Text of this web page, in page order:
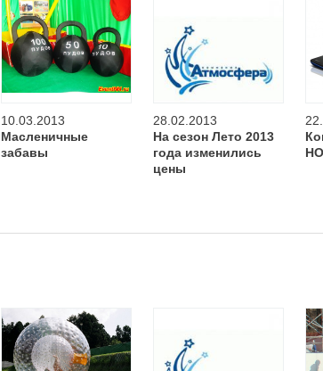
10.03.2013
Масленичные
забавы
28.02.2013
На сезон Лето 2013
года изменились
цены